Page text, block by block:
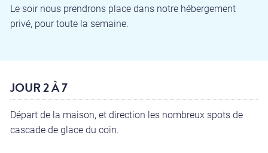
Le soir nous prendrons place dans notre hébergement
privé, pour toute la semaine.
JOUR 2 À 7
Départ de la maison, et direction les nombreux spots de
cascade de glace du coin.